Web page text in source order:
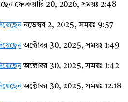
ফেব্রুয়ারি 20, 2026, সময়ঃ 2:48
নভেম্বর 2, 2025, সময়ঃ 9:57
অক্টোবর 30, 2025, সময়ঃ 1:49
অক্টোবর 30, 2025, সময়ঃ 1:42
অক্টোবর 30, 2025, সময়ঃ 12:18